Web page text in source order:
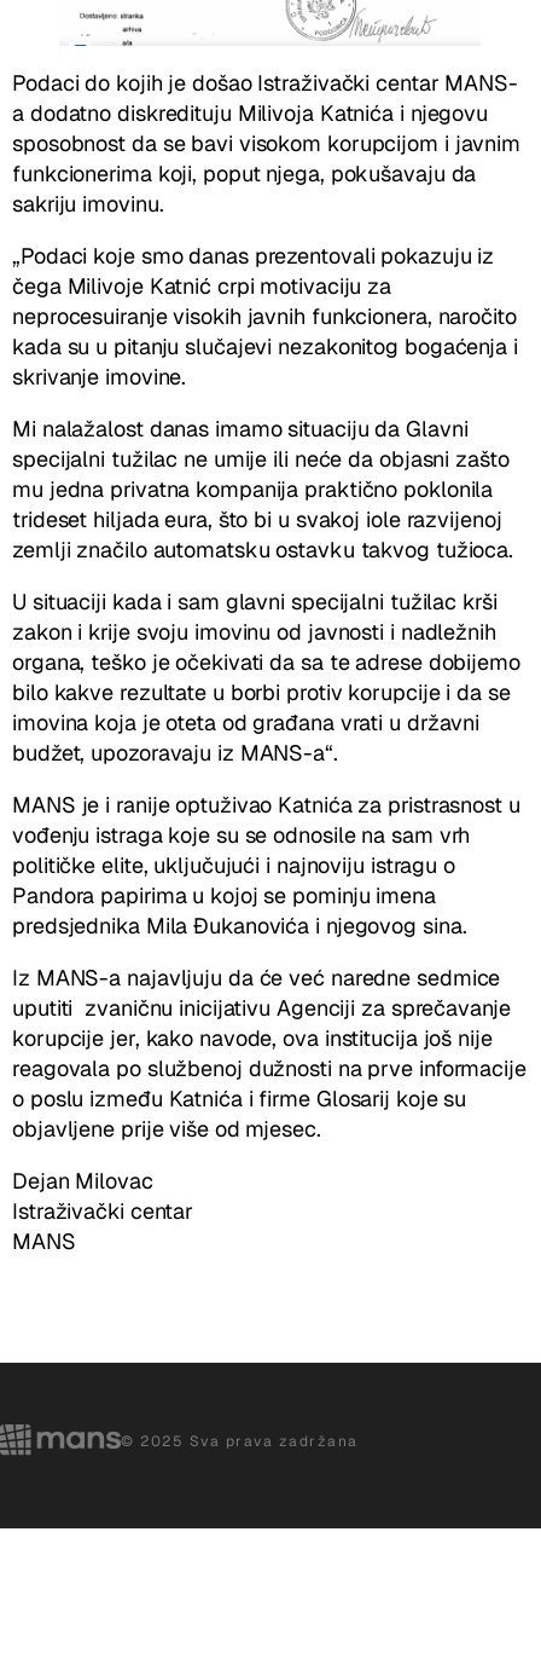
Podaci do kojih je došao Istraživački centar MANS-
a dodatno diskredituju Milivoja Katnića i njegovu
sposobnost da se bavi visokom korupcijom i javnim
funkcionerima koji, poput njega, pokušavaju da
sakriju imovinu.
„Podaci koje smo danas prezentovali pokazuju iz
čega Milivoje Katnić crpi motivaciju za
neprocesuiranje visokih javnih funkcionera, naročito
kada su u pitanju slučajevi nezakonitog bogaćenja i
skrivanje imovine.
Mi nalažalost danas imamo situaciju da Glavni
specijalni tužilac ne umije ili neće da objasni zašto
mu jedna privatna kompanija praktično poklonila
trideset hiljada eura, što bi u svakoj iole razvijenoj
zemlji značilo automatsku ostavku takvog tužioca.
U situaciji kada i sam glavni specijalni tužilac krši
zakon i krije svoju imovinu od javnosti i nadležnih
organa, teško je očekivati da sa te adrese dobijemo
bilo kakve rezultate u borbi protiv korupcije i da se
imovina koja je oteta od građana vrati u državni
budžet, upozoravaju iz MANS-a“.
MANS je i ranije optuživao Katnića za pristrasnost u
vođenju istraga koje su se odnosile na sam vrh
političke elite, uključujući i najnoviju istragu o
Pandora papirima u kojoj se pominju imena
predsjednika Mila Đukanovića i njegovog sina.
Iz MANS-a najavljuju da će već naredne sedmice
uputiti zvaničnu inicijativu Agenciji za sprečavanje
korupcije jer, kako navode, ova institucija još nije
reagovala po službenoj dužnosti na prve informacije
o poslu između Katnića i firme Glosarij koje su
objavljene prije više od mjesec.
Dejan Milovac
Istraživački centar
MANS
© 2025 Sva prava zadržana